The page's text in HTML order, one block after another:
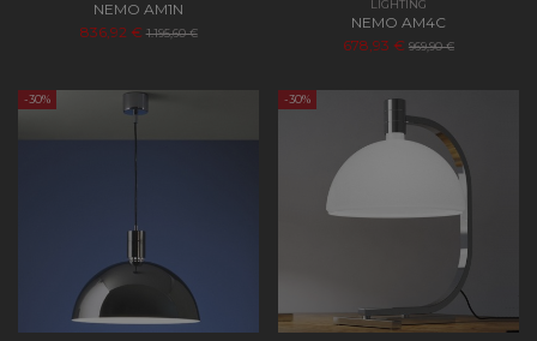
NEMO AM1N
836,92 € 1.195,60 €
LIGHTING
NEMO AM4C
678,93 € 969,90 €
-30% -30%